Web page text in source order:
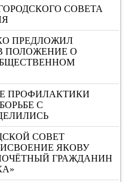
СОВЕТА
ПРЕДЛОЖИЛ
ПОЛОЖЕНИЕ О
ПРОФИЛАКТИКИ
С
СОВЕТ
ЯКОВУ
ГРАЖДАНИН